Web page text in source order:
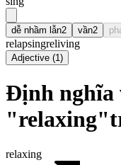
dễ nhầm lẫn2 vần2
relapsingreliving
Adjective (1)
Định nghĩa
relaxing